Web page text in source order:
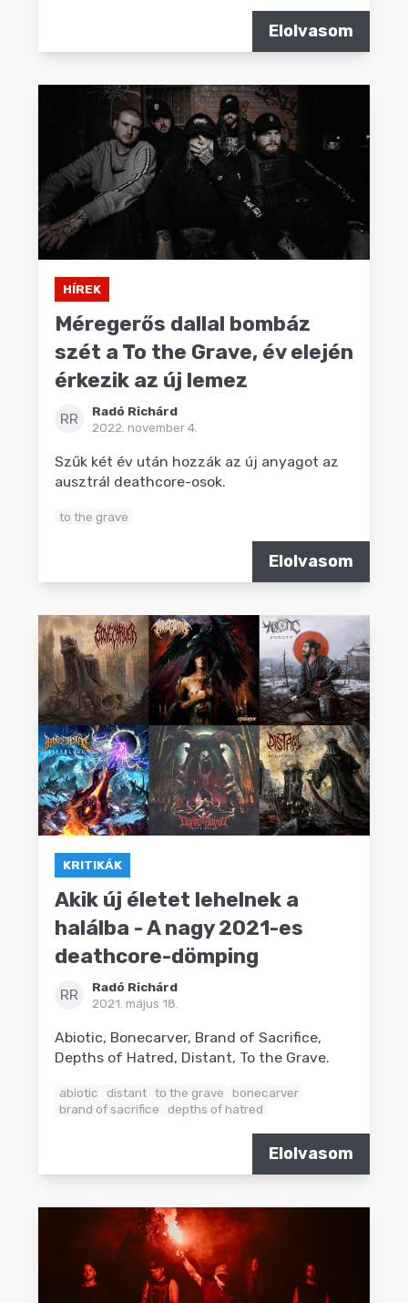
Elolvasom
HÍREK
Méregerős dallal bombáz
szét a To the Grave, év elején
érkezik az új lemez
RR
Radó Richárd
2022. november 4.
Szűk két év után hozzák az új anyagot az
ausztrál deathcore-osok.
to the grave
Elolvasom
KRITIKÁK
Akik új életet lehelnek a
halálba - A nagy 2021-es
deathcore-dömping
RR
Radó Richárd
2021. május 18.
Abiotic, Bonecarver, Brand of Sacrifice,
Depths of Hatred, Distant, To the Grave.
abiotic distant to the grave
bonecarver
brand of sacrifice
depths of hatred
Elolvasom